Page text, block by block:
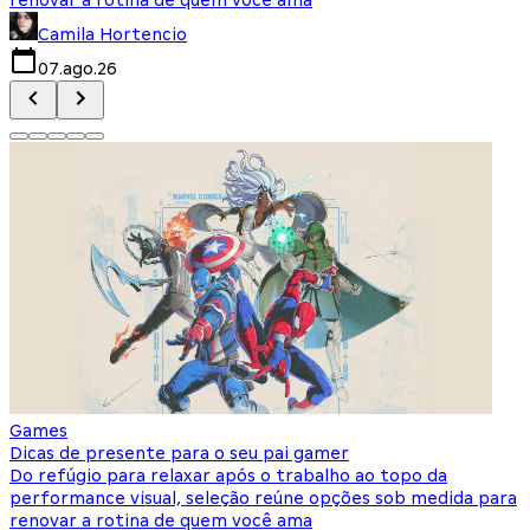
Camila Hortencio
07.ago.26
Games
Dicas de presente para o seu pai gamer
Do refúgio para relaxar após o trabalho ao topo da
performance visual, seleção reúne opções sob medida para
renovar a rotina de quem você ama